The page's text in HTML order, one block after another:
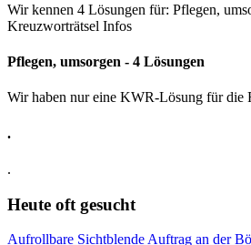
Wir kennen 4 Lösungen für: Pflegen,
Kreuzworträtsel Infos
Pflegen, umsorgen - 4 Lösungen
Wir haben nur eine KWR-Lösung für die
.
.
Heute oft gesucht
Aufrollbare Sichtblende Auftrag an der